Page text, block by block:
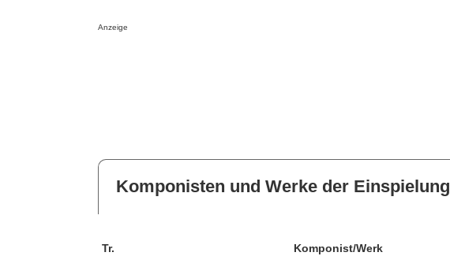
Anzeige
Komponisten und Werke der Einspielung
Tr. Komponist/Werk